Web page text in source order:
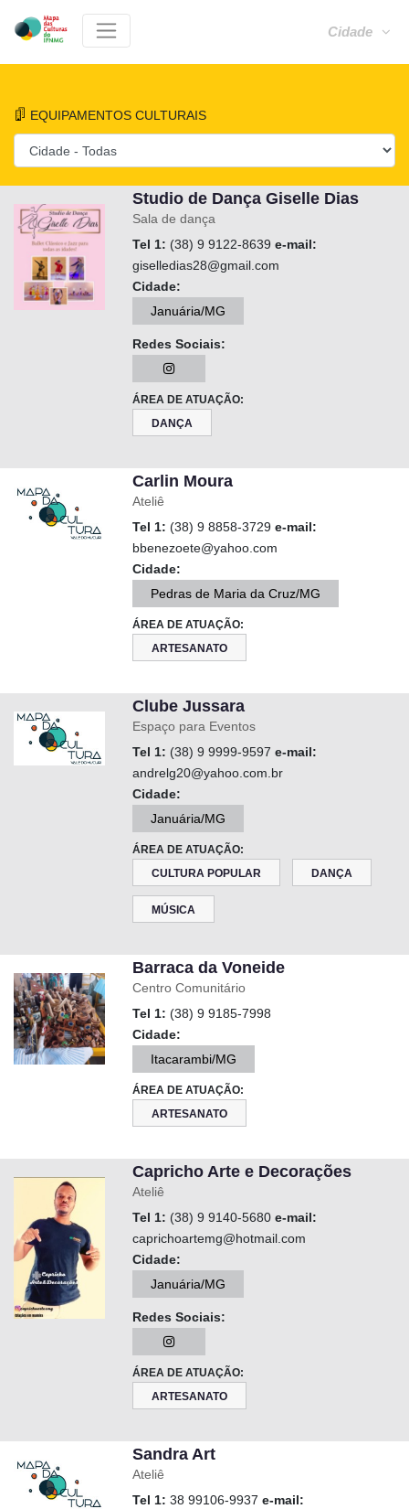
Cidade
EQUIPAMENTOS CULTURAIS
Studio de Dança Giselle Dias
Sala de dança
Tel 1: (38) 9 9122-8639 e-mail:
giselledias28@gmail.com
Cidade:
Januária/MG
Redes Sociais:
ÁREA DE ATUAÇÃO:
DANÇA
Carlin Moura
Ateliê
Tel 1: (38) 9 8858-3729 e-mail:
bbenezoete@yahoo.com
Cidade:
Pedras de Maria da Cruz/MG
ÁREA DE ATUAÇÃO:
ARTESANATO
Clube Jussara
Espaço para Eventos
Tel 1: (38) 9 9999-9597 e-mail:
andrelg20@yahoo.com.br
Cidade:
Januária/MG
ÁREA DE ATUAÇÃO:
CULTURA POPULAR
DANÇA
MÚSICA
Barraca da Voneide
Centro Comunitário
Tel 1: (38) 9 9185-7998
Cidade:
Itacarambi/MG
ÁREA DE ATUAÇÃO:
ARTESANATO
Capricho Arte e Decorações
Ateliê
Tel 1: (38) 9 9140-5680 e-mail:
caprichoartemg@hotmail.com
Cidade:
Januária/MG
Redes Sociais:
ÁREA DE ATUAÇÃO:
ARTESANATO
Sandra Art
Ateliê
Tel 1: 38 99106-9937 e-mail: